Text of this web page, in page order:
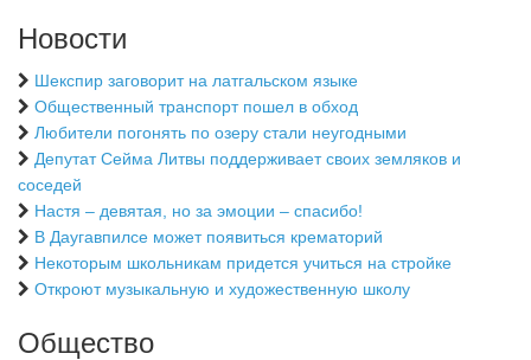
Новости
Шекспир заговорит на латгальском языке
Общественный транспорт пошел в обход
Любители погонять по озеру стали неугодными
Депутат Сейма Литвы поддерживает своих земляков и
соседей
Настя – девятая, но за эмоции – спасибо!
В Даугавпилсе может появиться крематорий
Некоторым школьникам придется учиться на стройке
Откроют музыкальную и художественную школу
Общество